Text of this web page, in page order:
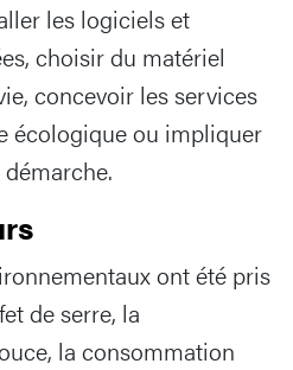
les logiciels et
choisir du matériel
concevoir les services
écologique ou impliquer
ont été pris
de serre, la
la consommation